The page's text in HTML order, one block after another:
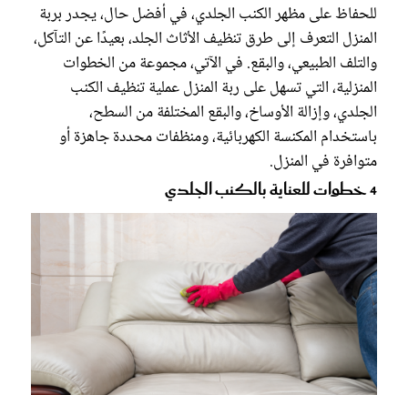
للحفاظ على مظهر الكنب الجلدي، في أفضل حال، يجدر بربة
المنزل التعرف إلى طرق تنظيف الأثاث الجلد، بعيدًا عن التآكل،
والتلف الطبيعي، والبقع. في الآتي، مجموعة من الخطوات
المنزلية، التي تسهل على ربة المنزل عملية تنظيف الكنب
الجلدي، وإزالة الأوساخ، والبقع المختلفة من السطح،
باستخدام المكنسة الكهربائية، ومنظفات محددة جاهزة أو
متوافرة في المنزل.
4 خطوات للعناية بالكنب الجلدي
مجلة سيدتي
غلاف رفمي